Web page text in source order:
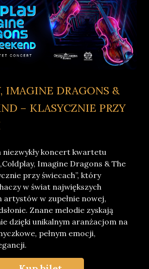
IMAGINE DRAGONS &
– KLASYCZNIE PRZY
niezwykły koncert kwartetu
Imagine Dragons & The
przy świecach”, który
w świat największych
w zupełnie nowej,
Znane melodie zyskają
dzięki unikalnym aranżacjom na
pełnym emocji,